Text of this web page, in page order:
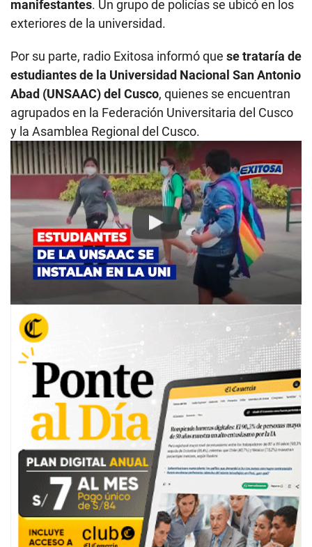
manifestantes. Un grupo de policías se ubicó en los
exteriores de la universidad.
Por su parte, radio Exitosa informó que se trataría de
estudiantes de la Universidad Nacional San Antonio
Abad (UNSAAC) del Cusco, quienes se encuentran
agrupados en la Federación Universitaria del Cusco
y la Asamblea Regional del Cusco.
Play